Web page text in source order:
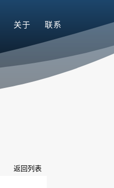
关于 联系
返回列表